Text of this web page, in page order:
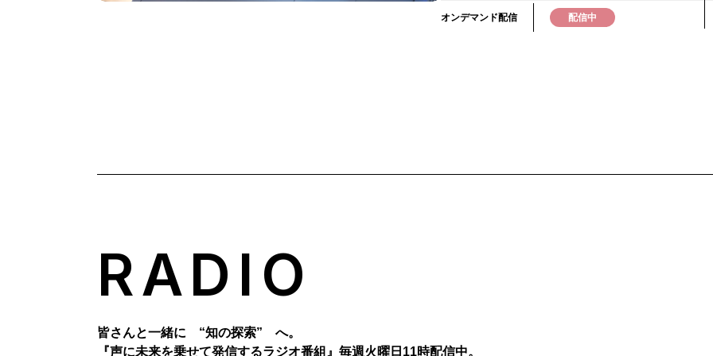
気候変動による災害リスクの増大も、現場に新たな課
きつけています。そこで注目されているのが、空から
業や自治体で活躍している、ドローンを含むDXテク
や防災・災害時におけるドローンの最新活用事例を
オンデマンド配信 配信中
RADIO
皆さんと一緒に “知の探索” へ。
『声に未来を乗せて発信するラジオ番組』 毎週火曜日11時配信中。